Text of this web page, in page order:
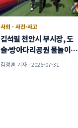
사회 · 사건·사고
김석필 천안시 부시장, 도
솔·방아다리공원 물놀이
장 안전점검
김정훈 기자 · 2026-07-31